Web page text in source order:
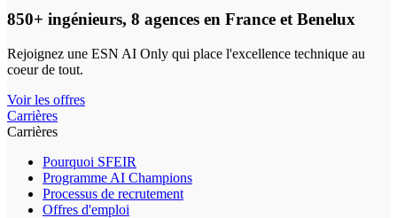
850+ ingénieurs, 8 agences en France et Benelux
Rejoignez une ESN AI Only qui place l'excellence technique au
coeur de tout.
Voir les offres
Carrières
Carrières
Pourquoi SFEIR
Programme AI Champions
Processus de recrutement
Offres d'emploi